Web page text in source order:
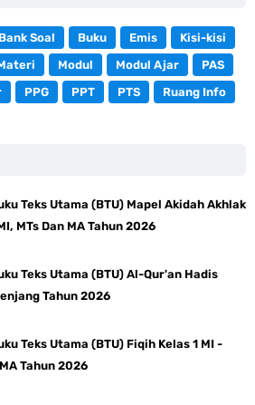
Bank Soal Buku Emis
Kisi-kisi
Modul Modul Ajar
PAS
PPG PPT PTS
Ruang Info
Teks Utama (BTU) Mapel Akidah Akhlak
MTs Dan MA Tahun 2026
Teks Utama (BTU) Al-Qur'an Hadis
Tahun 2026
Teks Utama (BTU) Fiqih Kelas 1 MI -
Tahun 2026